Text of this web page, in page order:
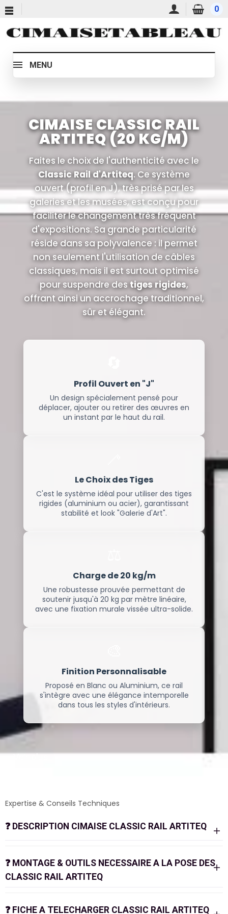
0
MENU
CIMAISE CLASSIC RAIL
ARTITEQ (20 KG/M)
Faites le choix de l'authenticité avec le
Classic Rail d'Artiteq. Ce système
ouvert (profil en J), très prisé par les
galeries et les musées, est conçu pour
faciliter le changement très fréquent
d'expositions. Sa grande particularité
réside dans sa polyvalence : il permet
non seulement l'utilisation de câbles
classiques, mais il est surtout optimisé
pour suspendre destiges rigides,
offrant ainsi un accrochage traditionnel,
sûr et élégant.
Profil Ouvert en "J"
Un design spécialement pensé pour
déplacer, ajouter ou retirer des œuvres en
un instant par le haut du rail.
Le Choix des Tiges
C'est le système idéal pour utiliser des tiges
rigides (aluminium ou acier), garantissant
stabilité et look "Galerie d'Art".
Charge de 20 kg/m
Une robustesse prouvée permettant de
soutenir jusqu'à 20 kg par mètre linéaire,
avec une fixation murale vissée ultra-solide.
Finition Personnalisable
Proposé en Blanc ou Aluminium, ce rail
s'intègre avec une élégance intemporelle
dans tous les styles d'intérieurs.
Expertise & Conseils Techniques
❓ DESCRIPTION CIMAISE CLASSIC RAIL ARTITEQ
❓ MONTAGE & OUTILS NECESSAIRE A LA POSE DES
CLASSIC RAIL ARTITEQ
❓ FICHE A TELECHARGER CLASSIC RAIL ARTITEQ